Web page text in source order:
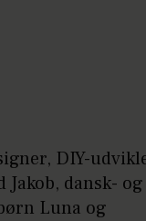
DIY-
dansk- og
Luna og